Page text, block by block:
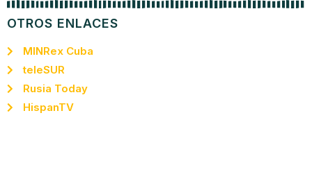
OTROS ENLACES
MINRex Cuba
teleSUR
Rusia Today
HispanTV